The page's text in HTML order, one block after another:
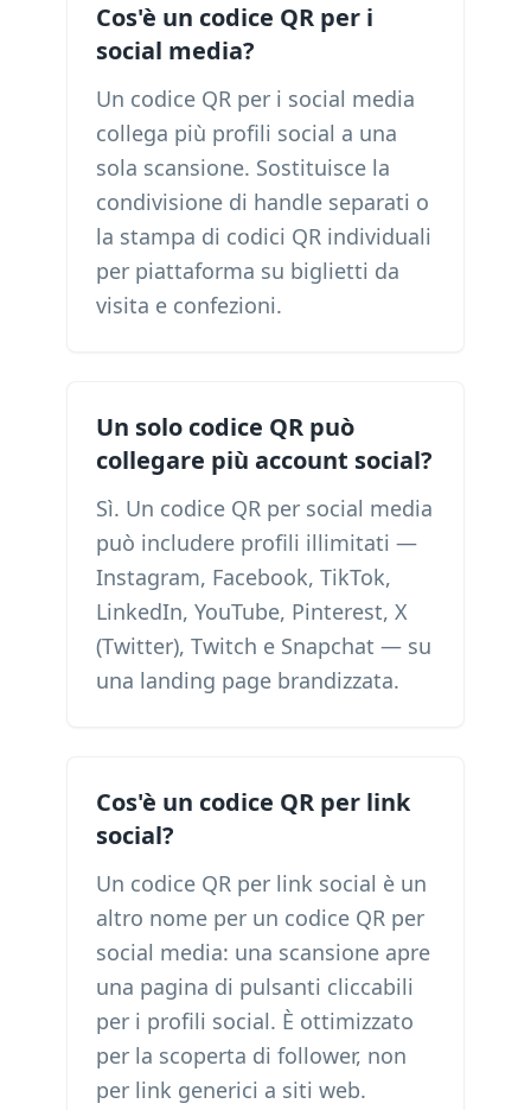
Cos'è un codice QR per i
social media?
Un codice QR per i social media
collega più profili social a una
sola scansione. Sostituisce la
condivisione di handle separati o
la stampa di codici QR individuali
per piattaforma su biglietti da
visita e confezioni.
Un solo codice QR può
collegare più account social?
Sì. Un codice QR per social media
può includere profili illimitati —
Instagram, Facebook, TikTok,
LinkedIn, YouTube, Pinterest, X
(Twitter), Twitch e Snapchat — su
una landing page brandizzata.
Cos'è un codice QR per link
social?
Un codice QR per link social è un
altro nome per un codice QR per
social media: una scansione apre
una pagina di pulsanti cliccabili
per i profili social. È ottimizzato
per la scoperta di follower, non
per link generici a siti web.